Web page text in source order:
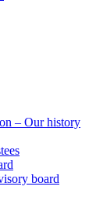
– Our history
board